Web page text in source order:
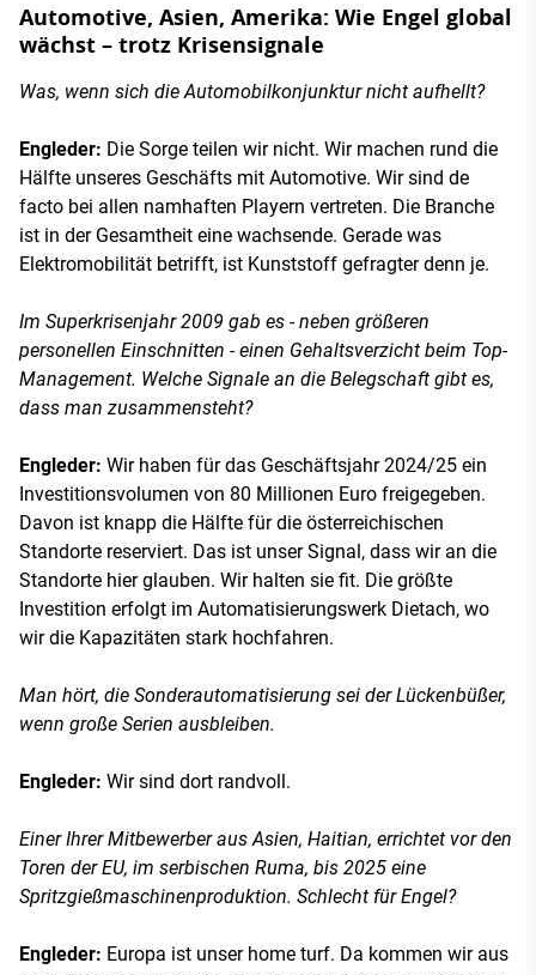
Automotive, Asien, Amerika: Wie Engel global
wächst – trotz Krisensignale
Was, wenn sich die Automobilkonjunktur nicht aufhellt?
Engleder: Die Sorge teilen wir nicht. Wir machen rund die
Hälfte unseres Geschäfts mit Automotive. Wir sind de
facto bei allen namhaften Playern vertreten. Die Branche
ist in der Gesamtheit eine wachsende. Gerade was
Elektromobilität betrifft, ist Kunststoff gefragter denn je.
Im Superkrisenjahr 2009 gab es - neben größeren
personellen Einschnitten - einen Gehaltsverzicht beim Top-
Management. Welche Signale an die Belegschaft gibt es,
dass man zusammensteht?
Engleder: Wir haben für das Geschäftsjahr 2024/25 ein
Investitionsvolumen von 80 Millionen Euro freigegeben.
Davon ist knapp die Hälfte für die österreichischen
Standorte reserviert. Das ist unser Signal, dass wir an die
Standorte hier glauben. Wir halten sie fit. Die größte
Investition erfolgt im Automatisierungswerk Dietach, wo
wir die Kapazitäten stark hochfahren.
Man hört, die Sonderautomatisierung sei der Lückenbüßer,
wenn große Serien ausbleiben.
Engleder: Wir sind dort randvoll.
Einer Ihrer Mitbewerber aus Asien, Haitian, errichtet vor den
Toren der EU, im serbischen Ruma, bis 2025 eine
Spritzgießmaschinenproduktion. Schlecht für Engel?
Engleder: Europa ist unser home turf. Da kommen wir aus